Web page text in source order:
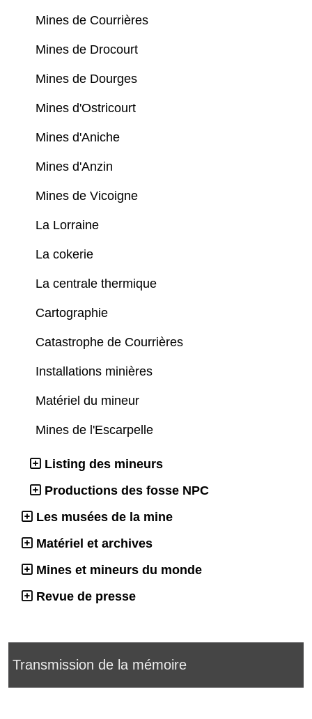
Mines de Courrières
Mines de Drocourt
Mines de Dourges
Mines d'Ostricourt
Mines d'Aniche
Mines d'Anzin
Mines de Vicoigne
La Lorraine
La cokerie
La centrale thermique
Cartographie
Catastrophe de Courrières
Installations minières
Matériel du mineur
Mines de l'Escarpelle
Listing des mineurs
Productions des fosse NPC
Les musées de la mine
Matériel et archives
Mines et mineurs du monde
Revue de presse
Transmission de la mémoire